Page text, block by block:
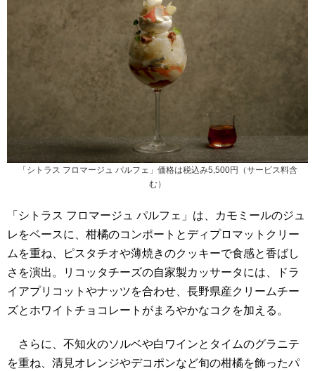
「シトラス フロマージュ パルフェ」価格は税込み5,500円（サービス料含
む）
「シトラス フロマージュ パルフェ」は、カモミールのジュ
レをベースに、柑橘のコンポートとディプロマットクリー
ムを重ね、ピスタチオや薄焼きのクッキーで食感と香ばし
さを演出。リコッタチーズの自家製カッサータには、ドラ
イアプリコットやナッツを合わせ、長野県産クリームチー
ズとホワイトチョコレートがまろやかなコクを加える。
さらに、不知火のソルベや白ワインとタイムのグラニテ
を重ね、清見オレンジやデコポンなど旬の柑橘を飾ったパ